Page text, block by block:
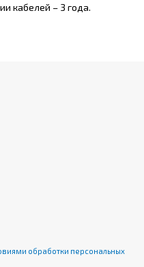
кабелей – 3 года.
обработки персональных